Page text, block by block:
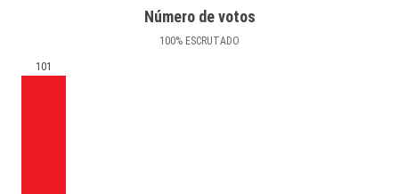
Número de votos
100% ESCRUTADO
101